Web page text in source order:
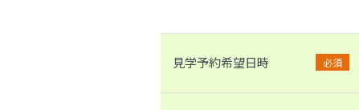
見学予約希望日時 必須